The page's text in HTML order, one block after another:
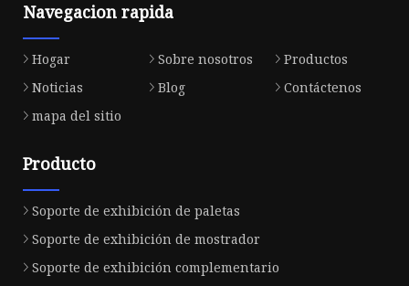
Navegacion rapida
Hogar Sobre nosotros
Productos
Noticias
Blog
Contáctenos
mapa del sitio
Producto
Soporte de exhibición de paletas
Soporte de exhibición de mostrador
Soporte de exhibición complementario